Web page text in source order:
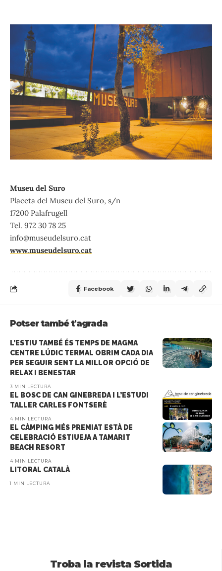
Museu del Suro
Placeta del Museu del Suro, s/n
17200 Palafrugell
Tel. 972 30 78 25
info@museudelsuro.cat
www.museudelsuro.cat
Facebook
Potser també t'agrada
L’ESTIU TAMBÉ ÉS TEMPS DE MAGMA
CENTRE LÚDIC TERMAL OBRIM CADA DIA
PER SEGUIR SENT LA MILLOR OPCIÓ DE
RELAX I BENESTAR
3 MIN LECTURA
EL BOSC DE CAN GINEBREDA I L’ESTUDI
TALLER CARLES FONTSERÈ
4 MIN LECTURA
EL CÀMPING MÉS PREMIAT ESTÀ DE
CELEBRACIÓ ESTIUEJA A TAMARIT
BEACH RESORT
4 MIN LECTURA
LITORAL CATALÀ
1 MIN LECTURA
Troba la revista Sortida